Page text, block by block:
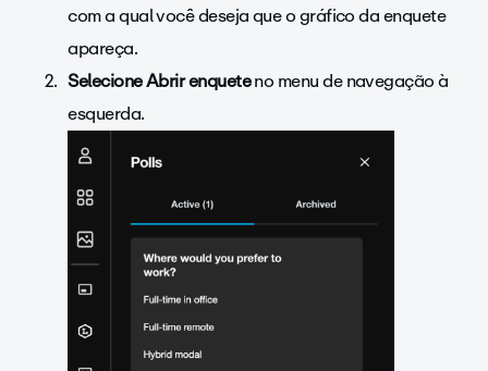
com a qual você deseja que o gráfico da enquete
apareça.
Selecione Abrir enqueteno menu de navegação à
esquerda.